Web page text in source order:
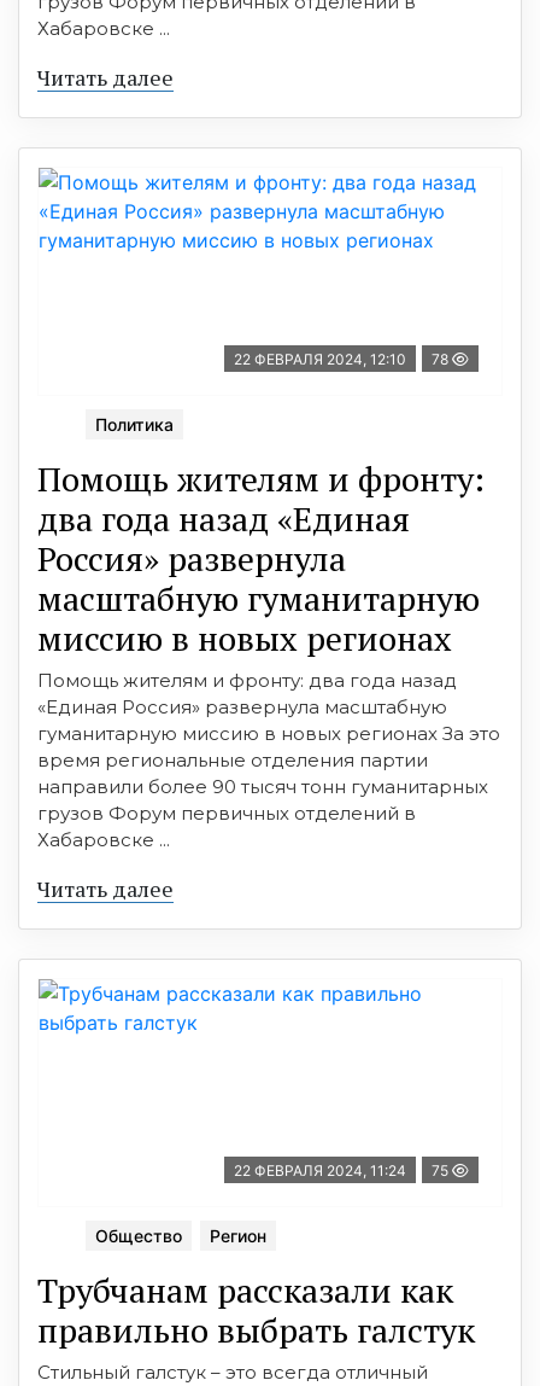
Хабаровске ...
Читать далее
22 ФЕВРАЛЯ 2024, 12:10 78
Политика
Помощь жителям и фронту:
два года назад «Единая
Россия» развернула
масштабную гуманитарную
миссию в новых регионах
Помощь жителям и фронту: два года назад
«Единая Россия» развернула масштабную
гуманитарную миссию в новых регионах За это
время региональные отделения партии
направили более 90 тысяч тонн гуманитарных
грузов Форум первичных отделений в
Хабаровске ...
Читать далее
22 ФЕВРАЛЯ 2024, 11:24 75
Общество Регион
Трубчанам рассказали как
правильно выбрать галстук
Стильный галстук – это всегда отличный